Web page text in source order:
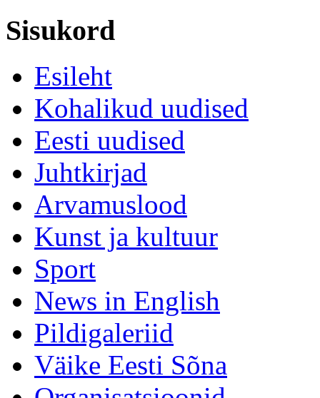
Sisukord
Esileht
Kohalikud uudised
Eesti uudised
Juhtkirjad
Arvamuslood
Kunst ja kultuur
Sport
News in English
Pildigaleriid
Väike Eesti Sõna